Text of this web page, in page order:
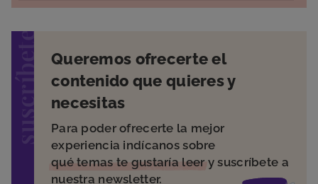
Queremos ofrecerte el
contenido que quieres y
necesitas
Para poder ofrecerte la mejor
experiencia indícanos sobre
qué temas te gustaría leer y suscríbete a
nuestra newsletter.